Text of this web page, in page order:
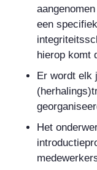
een
hierop komt
Er wordt elk
Het